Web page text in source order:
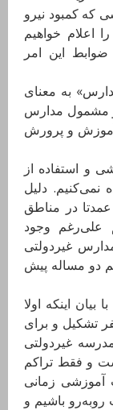
۹۴ برای مدارسی که کمبود نیرو
اعلام خواهیم
این امر
به معنای
مشمول مدارس
آموزش و پرورش
و استفاده از
نمی‌کنیم. دلیل
در مناطق
علی‌رغم وجود
غیردولتی
دو مساله پیش
اینکه اولا
باید در مدرسه دولتی با ۳۰ نفر تشکیل و برای
غیردولتی
و فقط تراکم
آموزشی زمانی
باشیم و